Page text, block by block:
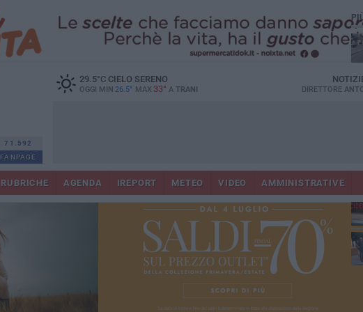
71.592
FANPAGE
29.5°CCIELO SERENO
OGGI MIN 26.5° MAX 33° A TRANI DIRETTORE
RUBRICHE AGENDA IREPORT METEO VIDEO AMMINISTRATIVE